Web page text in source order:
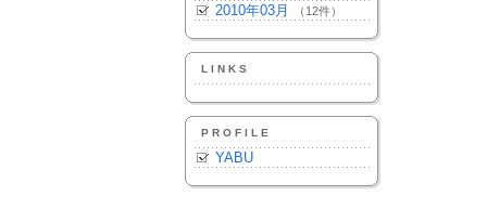
2010年03月 （12件）
LINKS
PROFILE
YABU